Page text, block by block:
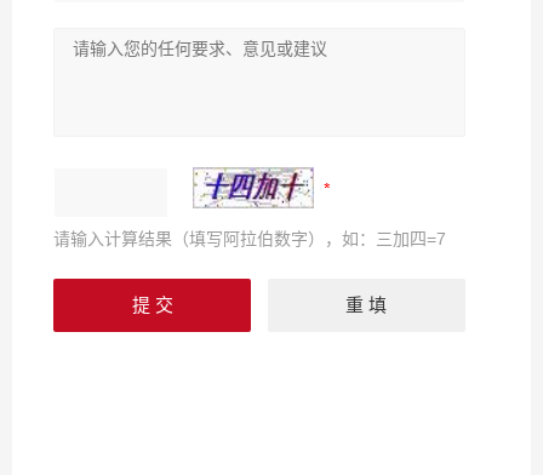
请输入计算结果（填写阿拉伯数字），如：三加四=7